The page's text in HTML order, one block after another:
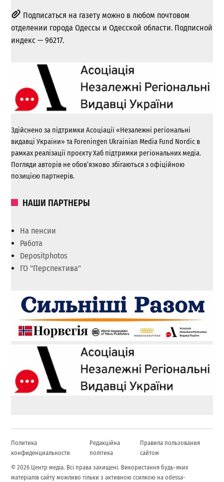
Подписаться на газету можно в любом почтовом
отделении города Одессы и Одесской области. Подписной
индекс — 96217.
Здійснено за підтримки Асоціації «Незалежні регіональні
видавці України» та Foreningen Ukrainian Media Fund Nordic в
рамках реалізації проєкту Хаб підтримки регіональних медіа.
Погляди авторів не обов’язково збігаються з офіційною
позицією партнерів.
НАШИ ПАРТНЕРЫ
На пенсии
Работа
Depositphotos
ГО "Перспектива"
Политика
конфиденциальности
Редакційна
політика
Правила пользования
сайтом
© 2026 Центр медіа. Всі права захищені. Використання будь-яких
матеріалів сайту можливо тільки з активною ссилкою на odessa-